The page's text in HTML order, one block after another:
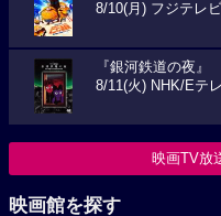
8/10(月) フジテレ
『銀河鉄道の夜』
8/11(火) NHK/Eテ
映画TV放
映画館を探す